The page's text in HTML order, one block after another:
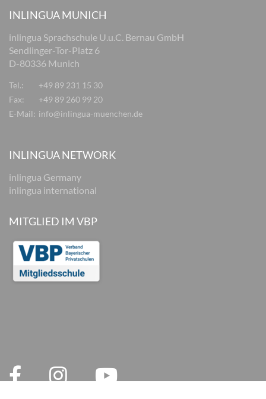
INLINGUA MUNICH
inlingua Sprachschule U.u.C. Bernau GmbH
Sendlinger-Tor-Platz 6
D-80336 Munich
Tel.:
+49 89 231 15 30
Fax:
+49 89 260 99 20
E-Mail: info@inlingua-muenchen.de
INLINGUA NETWORK
inlingua Germany
inlingua international
MITGLIED IM VBP